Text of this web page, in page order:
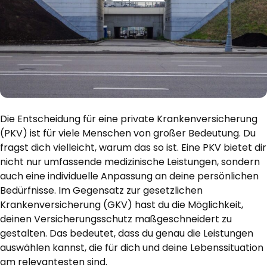
Die Entscheidung für eine private Krankenversicherung
(PKV) ist für viele Menschen von großer Bedeutung. Du
fragst dich vielleicht, warum das so ist. Eine PKV bietet dir
nicht nur umfassende medizinische Leistungen, sondern
auch eine individuelle Anpassung an deine persönlichen
Bedürfnisse. Im Gegensatz zur gesetzlichen
Krankenversicherung (GKV) hast du die Möglichkeit,
deinen Versicherungsschutz maßgeschneidert zu
gestalten. Das bedeutet, dass du genau die Leistungen
auswählen kannst, die für dich und deine Lebenssituation
am relevantesten sind.